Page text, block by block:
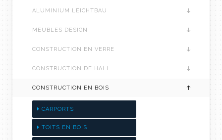
ALUMINIUM LEICHTBAU
MEUBLES DESIGN
CONSTRUCTION EN VERRE
CONSTRUCTION DE HALL
CONSTRUCTION EN BOIS
CARPORTS
TOITS EN BOIS